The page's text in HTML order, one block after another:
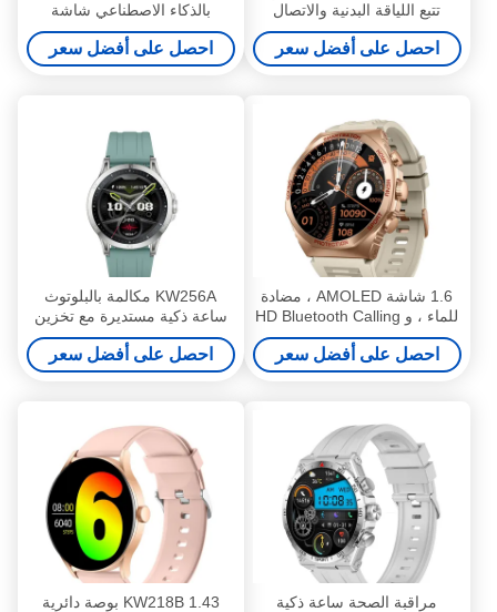
تتبع اللياقة البدنية والاتصال
بالبلوتوث
احصل على أفضل سعر
بالذكاء الاصطناعي شاشة
AMOLED 1.6 بوصة، مقاومة
للماء، سبيكة الزنك، واتصال
عالي الجودة
احصل على أفضل سعر
1.6 شاشة AMOLED ، مضادة
للماء ، و HD Bluetooth Calling
KW268PRO AI Smartwatch
احصل على أفضل سعر
KW256A مكالمة بالبلوتوث
ساعة ذكية مستديرة مع تخزين
الموسيقى
احصل على أفضل سعر
مراقبة الصحة ساعة ذكية
KW218B 1.43 بوصة دائرية